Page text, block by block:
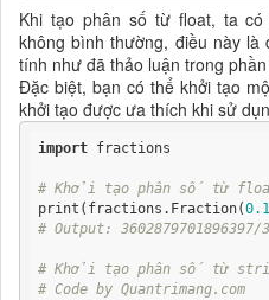
Khi tạo phân số từ float, ta
không bình thường, điều này
tính như đã thảo luận trong
Đặc biệt, bạn có thể khởi tạo
khởi tạo được ưa thích khi sử
import fractions
# Khởi tạo phân số từ
print(fractions.Fraction(0.1
# Output: 3602879701896397/
# Khởi tạo phân số từ
# Code by Quantrimang.com